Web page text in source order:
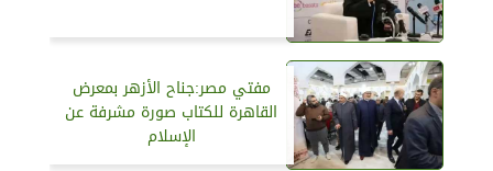
مفتي مصر:جناح الأزهر بمعرض
القاهرة للكتاب صورة مشرفة عن
الإسلام